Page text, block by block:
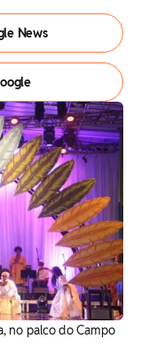
News
no palco do Campo